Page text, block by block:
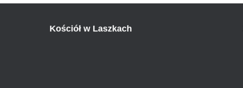
Kościół w Laszkach